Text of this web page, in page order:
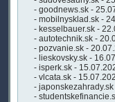
- goodnews.sk -
- mobilnysklad.sk -
- kesselbauer.sk -
- autotechnik.sk -
- pozvanie.sk -
- lieskovsky.sk -
- isperk.sk -
- vlcata.sk -
-
-